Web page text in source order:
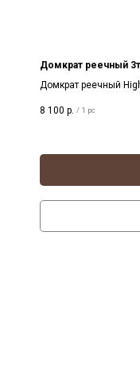
Домкрат реечный
Домкрат реечный
8 100 р. / 1 pc